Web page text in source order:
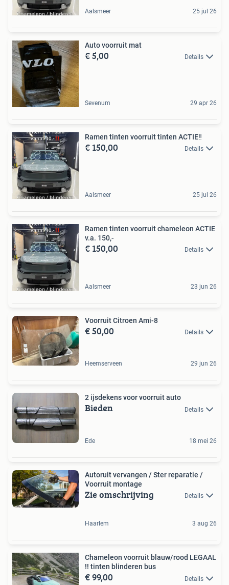
Aalsmeer 25 jul 26
Auto voorruit mat
€ 5,00 Details
Sevenum 29 apr 26
Ramen tinten voorruit tinten ACTIE‼️
€ 150,00 Details
Aalsmeer 25 jul 26
Ramen tinten voorruit chameleon ACTIE
v.a. 150,-
€ 150,00 Details
Aalsmeer 23 jun 26
Voorruit Citroen Ami-8
€ 50,00 Details
Heemserveen 29 jun 26
2 ijsdekens voor voorruit auto
Bieden Details
Ede 18 mei 26
Autoruit vervangen / Ster reparatie /
Voorruit montage
Zie omschrijving Details
Haarlem 3 aug 26
Chameleon voorruit blauw/rood LEGAAL
!! tinten blinderen bus
€ 99,00 Details